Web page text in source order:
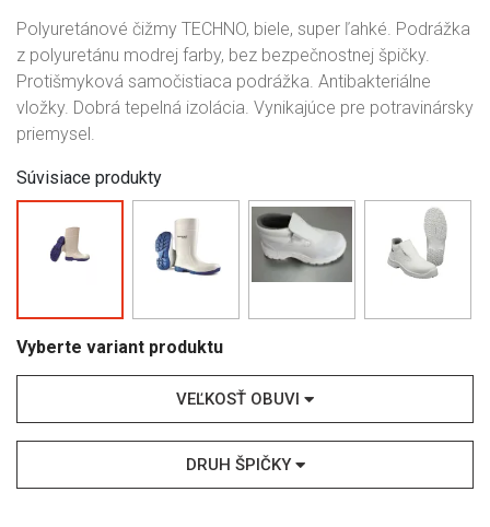
Polyuretánové čižmy TECHNO, biele, super ľahké. Podrážka
z polyuretánu modrej farby, bez bezpečnostnej špičky.
Protišmyková samočistiaca podrážka. Antibakteriálne
vložky. Dobrá tepelná izolácia. Vynikajúce pre potravinársky
priemysel.
Súvisiace produkty
Vyberte variant produktu
VEĽKOSŤ OBUVI
DRUH ŠPIČKY